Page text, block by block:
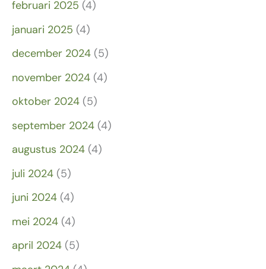
februari 2025 (4)
januari 2025 (4)
december 2024 (5)
november 2024 (4)
oktober 2024 (5)
september 2024 (4)
augustus 2024 (4)
juli 2024 (5)
juni 2024 (4)
mei 2024 (4)
april 2024 (5)